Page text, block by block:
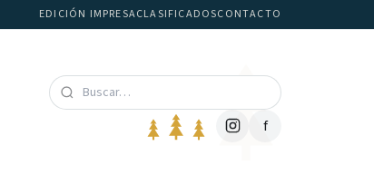
EDICIÓN IMPRESACLASIFICADOSCONTACTO
f